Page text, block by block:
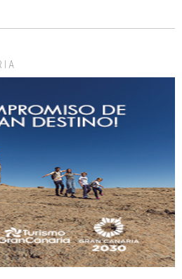
calle hace menos de un mes, es muy